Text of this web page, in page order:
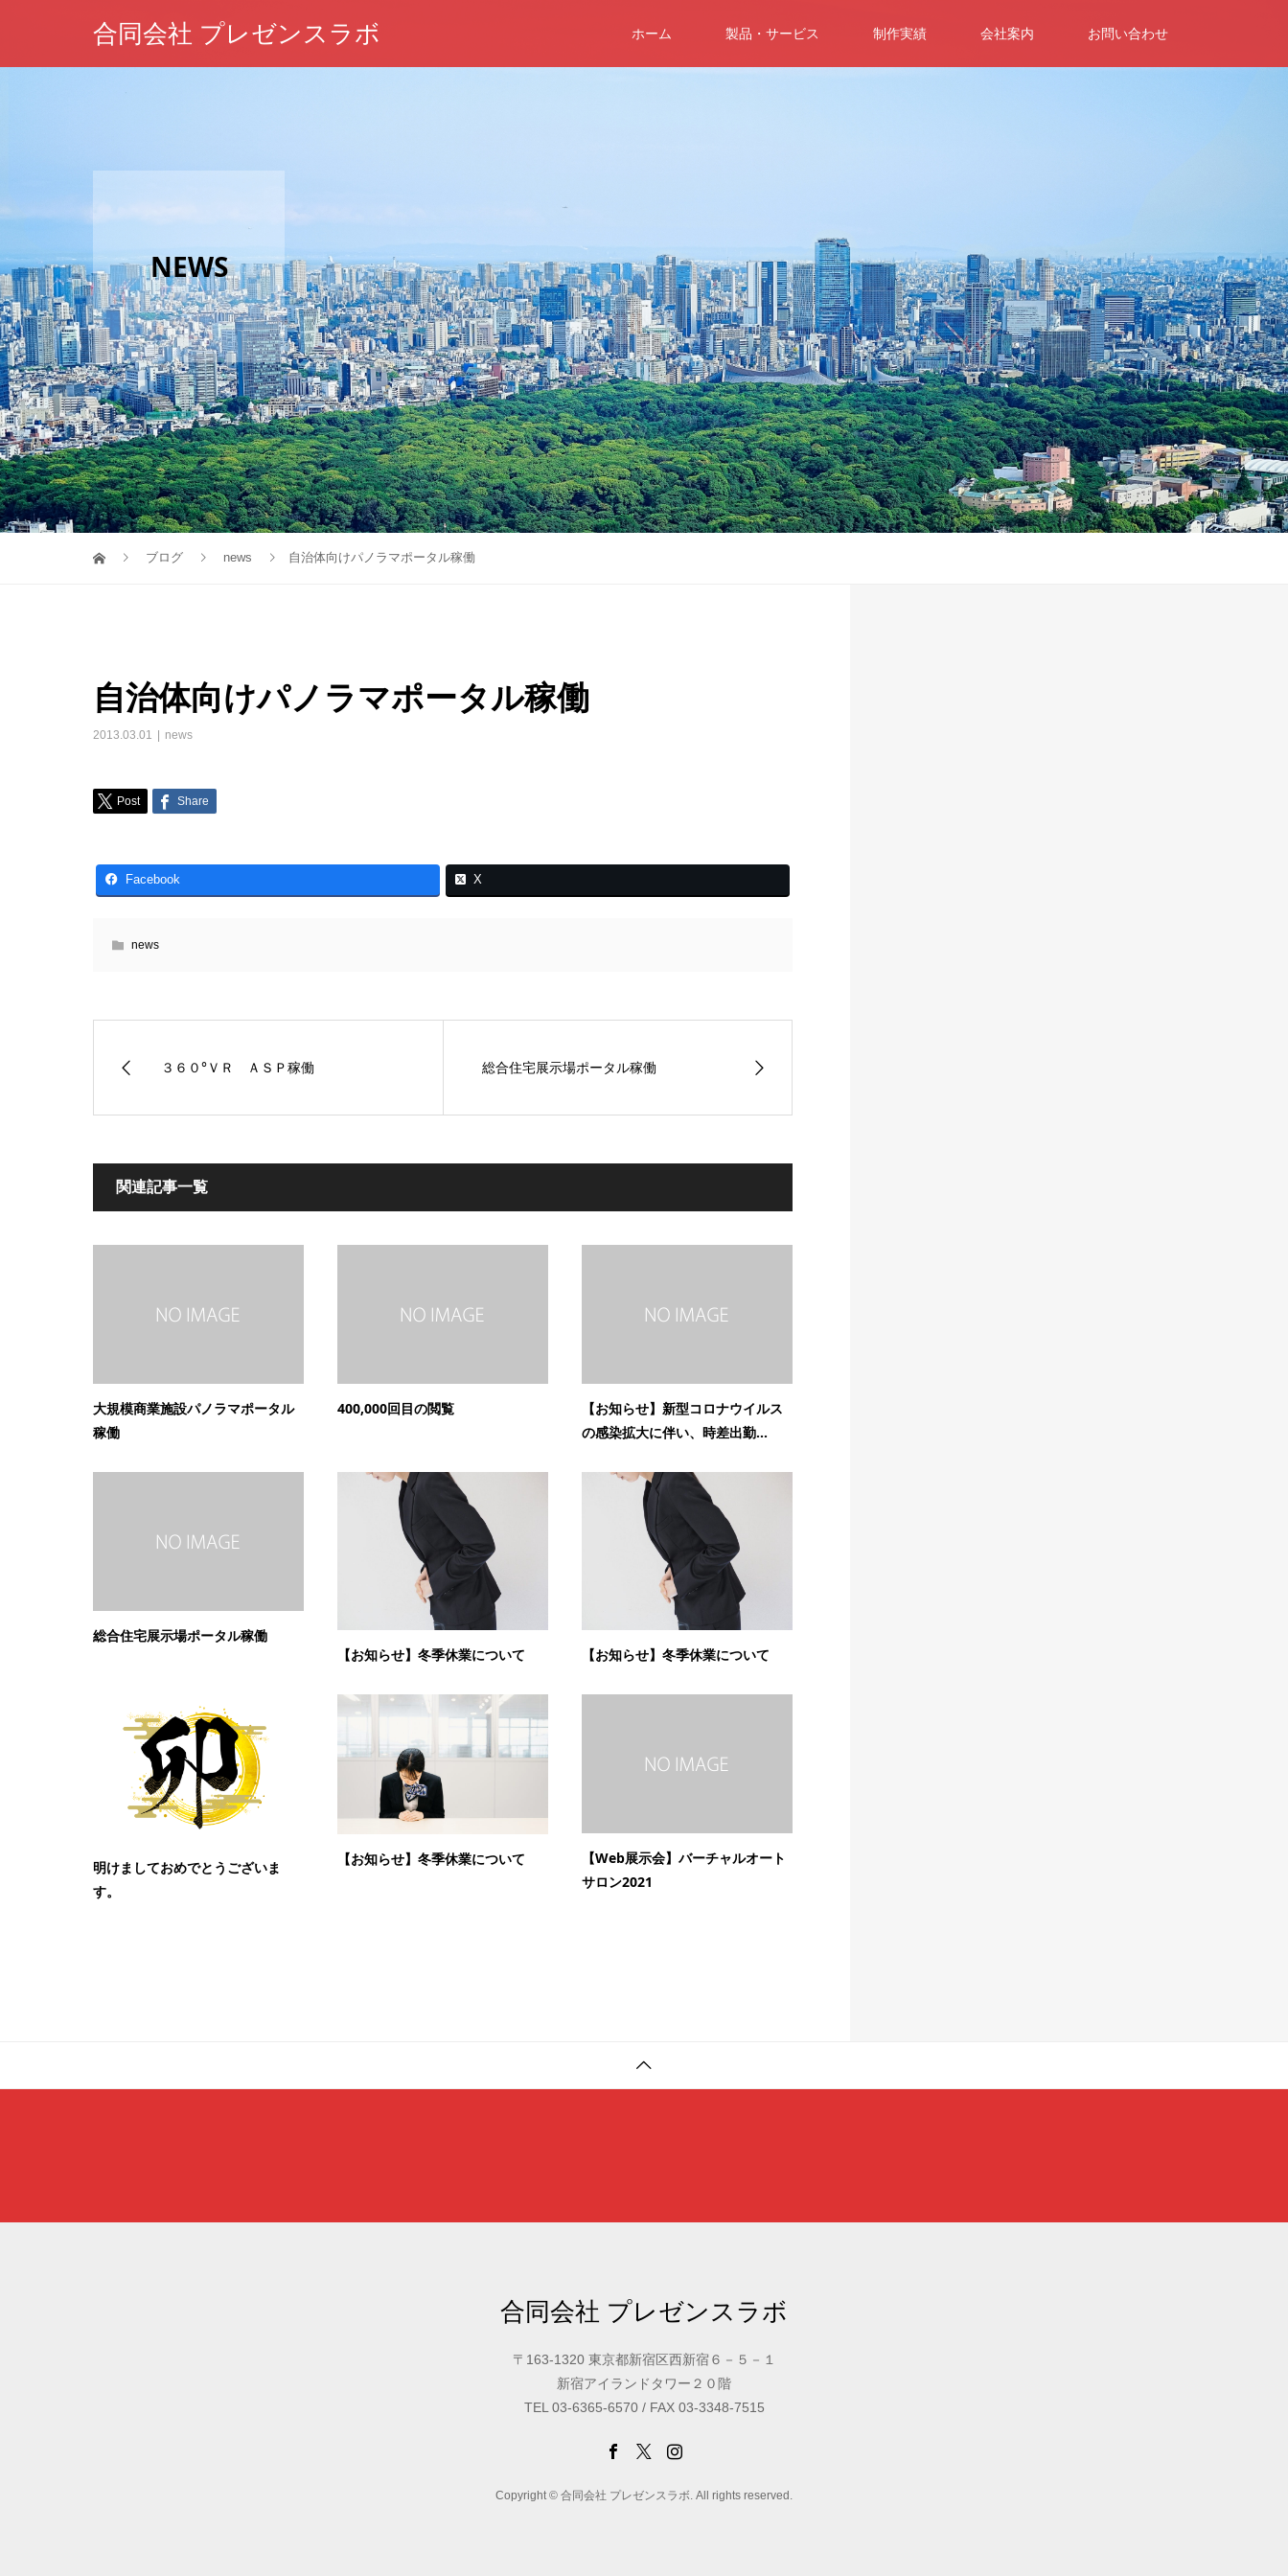
合同会社 プレゼンスラボ ホーム 製品・サービス 制作実績 会社案内 お問い合わせ
NEWS
ブログ news 自治体向けパノラマポータル稼働
自治体向けパノラマポータル稼働
2013.03.01 news
Post Share
Facebook X
news
３６０°ＶＲ ＡＳＰ稼働 総合住宅展示場ポータル稼働
関連記事一覧
大規模商業施設パノラマポータル
稼働
400,000回目の閲覧
【お知らせ】新型コロナウイルス
の感染拡大に伴い、時差出勤...
総合住宅展示場ポータル稼働
【お知らせ】冬季休業について
【お知らせ】冬季休業について
明けましておめでとうございま
す。
【お知らせ】冬季休業について
【Web展示会】バーチャルオート
サロン2021
合同会社 プレゼンスラボ
〒163-1320 東京都新宿区西新宿６－５－１
新宿アイランドタワー２０階
TEL 03-6365-6570 / FAX 03-3348-7515
Copyright © 合同会社 プレゼンスラボ. All rights reserved.